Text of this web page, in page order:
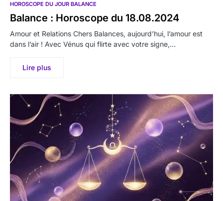
HOROSCOPE DU JOUR BALANCE
Balance : Horoscope du 18.08.2024
Amour et Relations Chers Balances, aujourd’hui, l’amour est
dans l’air ! Avec Vénus qui flirte avec votre signe,…
Lire plus